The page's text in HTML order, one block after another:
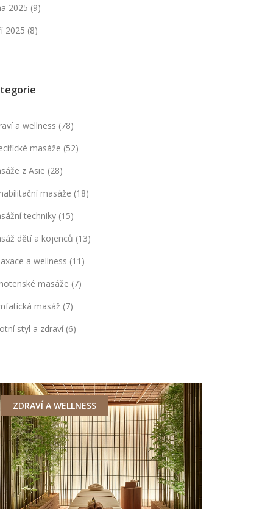
2025 (9)
2025 (8)
a wellness (78)
masáže (52)
z Asie (28)
masáže (18)
techniky (15)
dětí a kojenců (13)
a wellness (11)
masáže (7)
masáž (7)
styl a zdraví (6)
ZDRAVÍ A WELLNESS